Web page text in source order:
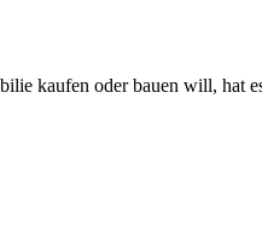
kaufen oder bauen will, hat